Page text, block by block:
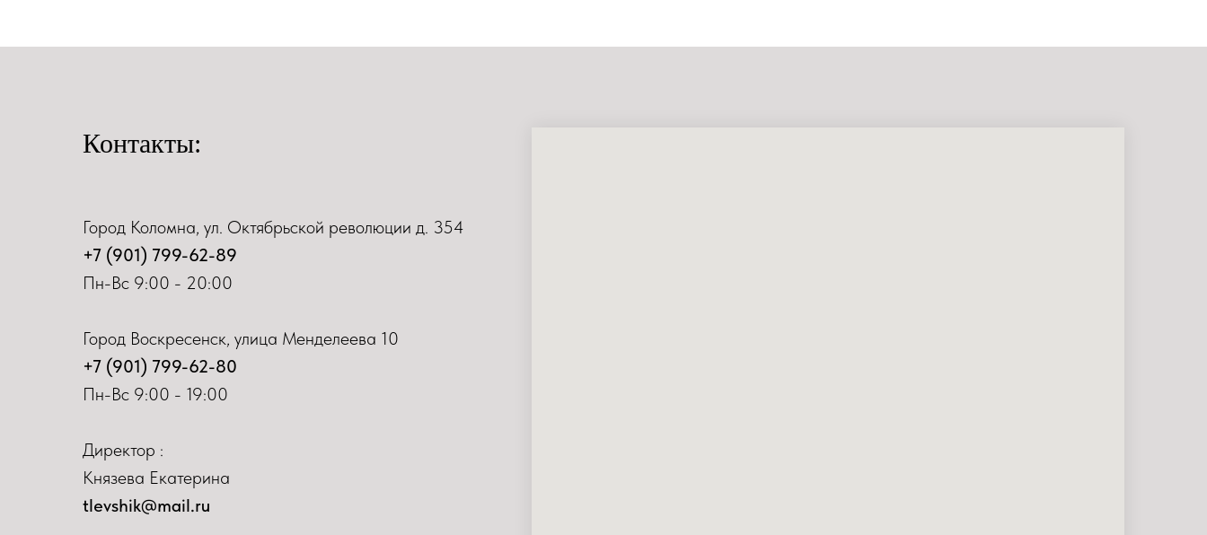
Контакты:
Город Коломна, ул. Октябрьской революции д. 354
+7 (901) 799-62-89
Пн-Вс 9:00 - 20:00
Город Воскресенск, улица Менделеева 10
+7 (901) 799-62-80
Пн-Вс 9:00 - 19:00
Директор :
Князева Екатерина
tlevshik@mail.ru